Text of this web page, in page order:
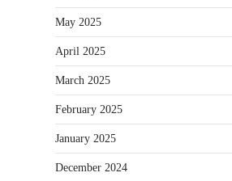
May 2025
April 2025
March 2025
February 2025
January 2025
December 2024